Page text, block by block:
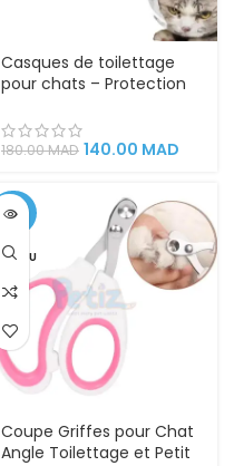
Casques de toilettage
pour chats – Protection
optimal pour le toilettage
des chats à domicile et
180.00MAD 140.00 MAD
-36%
VENDU
Coupe Griffes pour Chat
Angle Toilettage et Petit